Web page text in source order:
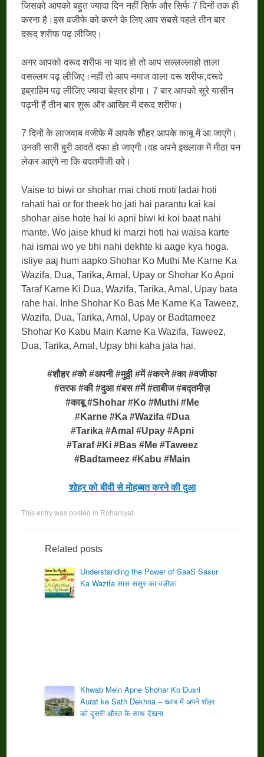
जिसको आपको बहुत ज्यादा दिन नहीं सिर्फ और सिर्फ 7 दिनों तक ही
करना है।इस वजीफे को करने के लिए आप सबसे पहले तीन बार
दरूद शरीफ पढ़ लीजिए।
अगर आपको दरूद शरीफ ना याद हो तो आप सल्लल्लाहो ताला
वसल्लम पढ़ लीजिए।नहीं तो आप नमाज वाला दरू शरीफ,दरूदे
इब्राहिम पढ़ लीजिए ज्यादा बेहतर होगा। 7 बार आपको सुरे यासीन
पढ़नी हैं तीन बार शुरू और आखिर में दरूद शरीफ।
7 दिनों के लाजवाब वजीफे में आपके शौहर आपके काबू में आ जाएंगे।
उनकी सारी बुरी आदतें दफा हो जाएगी।वह अपने इख्लाक में मीठा पन
लेकर आएंगे ना कि बदतमीजी को।
Vaise to biwi or shohar mai choti moti ladai hoti
rahati hai or for theek ho jati hai parantu kai kai
shohar aise hote hai ki apni biwi ki koi baat nahi
mante. Wo jaise khud ki marzi hoti hai waisa karte
hai ismai wo ye bhi nahi dekhte ki aage kya hoga.
isliye aaj hum aapko Shohar Ko Muthi Me Karne Ka
Wazifa, Dua, Tarika, Amal, Upay or Shohar Ko Apni
Taraf Karne Ki Dua, Wazifa, Tarika, Amal, Upay bata
rahe hai. Inhe Shohar Ko Bas Me Karne Ka Taweez,
Wazifa, Dua, Tarika, Amal, Upay or Badtameez
Shohar Ko Kabu Main Karne Ka Wazifa, Taweez,
Dua, Tarika, Amal, Upay bhi kaha jata hai.
#शौहर #को #अपनी #मुठ्ठी #में #करने #का #वजीफा
#तरफ #की #दुआ #बस #में #ताबीज #बद्तमीज़
#काबू #Shohar #Ko #Muthi #Me
#Karne #Ka #Wazifa #Dua
#Tarika #Amal #Upay #Apni
#Taraf #Ki #Bas #Me #Taweez
#Badtameez #Kabu #Main
शोहर को बीवी से मोहब्बत करने की दुआ
This entry was posted in Rohaniyat.
Related posts
Understanding the Power of SaaS Sasur
Ka Wazifa सास ससुर का वज़ीफ़ा
Khwab Mein Apne Shohar Ko Dusri
Aurat ke Sath Dekhna – ख्वाब में अपने शोहर
को दूसरी औरत के साथ देखना